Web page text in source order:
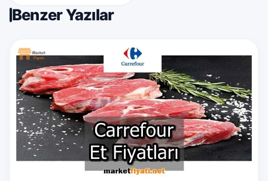
Benzer Yazılar